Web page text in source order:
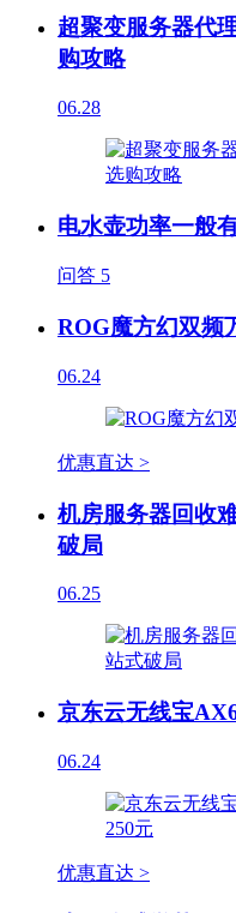
超聚变服务器代
购攻略
06.28
电水壶功率一般
问答 5
ROG魔方幻双频
06.24
优惠直达 >
机房服务器回收
破局
06.25
京东云无线宝
06.24
优惠直达 >